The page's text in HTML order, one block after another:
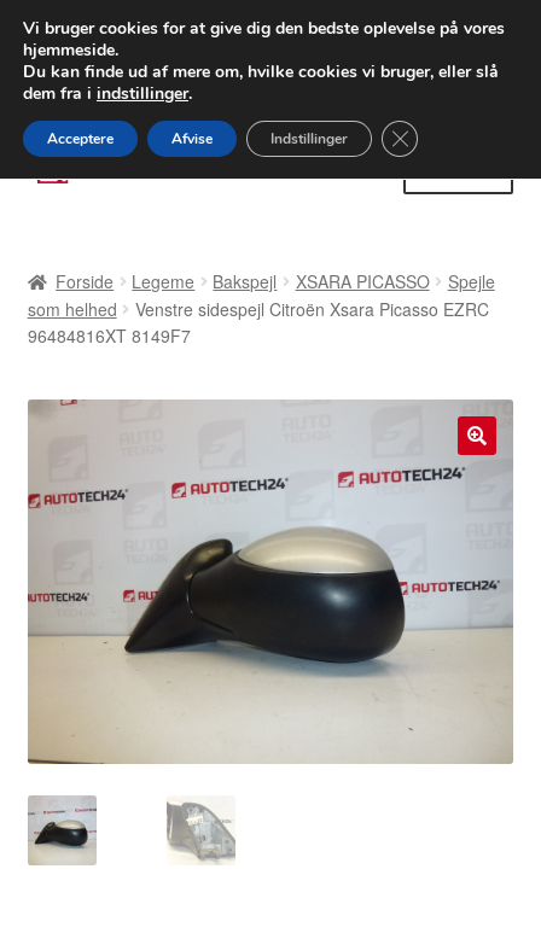
LEVERING fra 55 kr.
FEDEX verdensomspændende forsendelse
80 82 72 02
Spring
til
Spring
til
Betalinger
Klageprocedure
Om os
Forside Legeme Bakspejl XSARA PICASSO
Spejle
som helhed
Venstre sidespejl Citroën Xsara Picasso EZRC
96484816XT 8149F7
Vi bruger cookies for at give dig den bedste oplevelse på vores
hjemmeside.
Du kan finde ud af mere om, hvilke cookies vi bruger, eller slå
dem fra i indstillinger.
Acceptere Afvise Indstillinger Close GDPR